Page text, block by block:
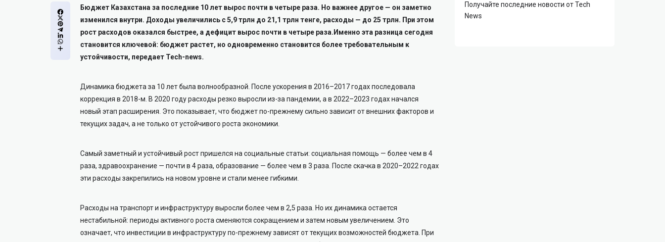
Бюджет Казахстана за последние 10 лет вырос почти в четыре раза. Но важнее другое — он заметно
изменился внутри. Доходы увеличились с 5,9 трлн до 21,1 трлн тенге, расходы — до 25 трлн. При этом
рост расходов оказался быстрее, а дефицит вырос почти в четыре раза.Именно эта разница сегодня
становится ключевой: бюджет растет, но одновременно становится более требовательным к
устойчивости, передает Tech-news.
Динамика бюджета за 10 лет была волнообразной. После ускорения в 2016–2017 годах последовала
коррекция в 2018-м. В 2020 году расходы резко выросли из-за пандемии, а в 2022–2023 годах начался
новый этап расширения. Это показывает, что бюджет по-прежнему сильно зависит от внешних факторов и
текущих задач, а не только от устойчивого роста экономики.
Самый заметный и устойчивый рост пришелся на социальные статьи: социальная помощь — более чем в 4
раза, здравоохранение — почти в 4 раза, образование — более чем в 3 раза. После скачка в 2020–2022 годах
эти расходы закрепились на новом уровне и стали менее гибкими.
Расходы на транспорт и инфраструктуру выросли более чем в 2,5 раза. Но их динамика остается
нестабильной: периоды активного роста сменяются сокращением и затем новым увеличением. Это
означает, что инвестиции в инфраструктуру по-прежнему зависят от текущих возможностей бюджета. При
Получайте последние новости от Tech
News